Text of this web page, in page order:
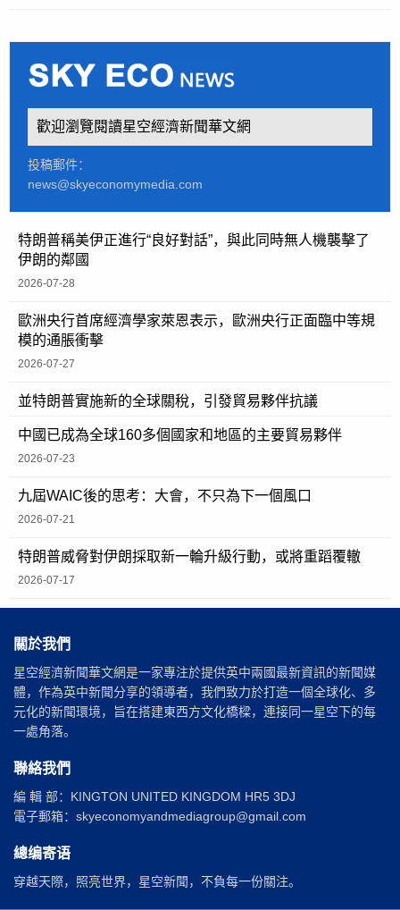
歡迎瀏覽閱讀星空經濟新聞華文網
投稿郵件：
news@skyeconomymedia.com
特朗普稱美伊正進行“良好對話”，與此同時無人機襲擊了
伊朗的鄰國
2026-07-28
歐洲央行首席經濟學家萊恩表示，歐洲央行正面臨中等規
模的通脹衝擊
2026-07-27
並特朗普實施新的全球關稅，引發貿易夥伴抗議
中國已成為全球160多個國家和地區的主要貿易夥伴
2026-07-23
九屆WAIC後的思考：大會，不只為下一個風口
2026-07-21
特朗普威脅對伊朗採取新一輪升級行動，或將重蹈覆轍
2026-07-17
關於我們
星空經濟新聞華文網是一家專注於提供英中兩國最新資訊的新聞媒
體，作為英中新聞分享的領導者，我們致力於打造一個全球化、多
元化的新聞環境，旨在搭建東西方文化橋樑，連接同一星空下的每
一處角落。
聯絡我們
編 輯 部：KINGTON UNITED KINGDOM HR5 3DJ
電子郵箱：skyeconomyandmediagroup@gmail.com
總编寄语
穿越天際，照亮世界，星空新聞，不負每一份關注。